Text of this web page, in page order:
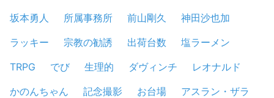
坂本勇人
所属事務所 前山剛久
神田沙也加
ラッキー
宗教の勧誘 出荷台数
塩ラーメン
TRPG
でび 生理的 ダヴィンチ
レオナルド
かのんちゃん
記念撮影 お台場
アスラン・ザラ